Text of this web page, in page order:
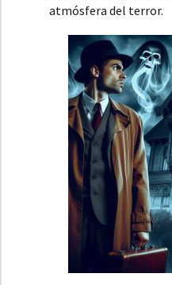
atmósfera del terror.